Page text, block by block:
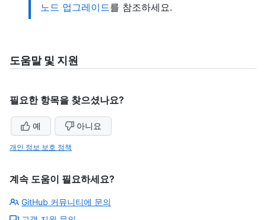
노드 업그레이드를 참조하세요.
도움말 및 지원
필요한 항목을 찾으셨나요?
예 아니요
개인 정보 보호 정책
계속 도움이 필요하세요?
GitHub 커뮤니티에 문의